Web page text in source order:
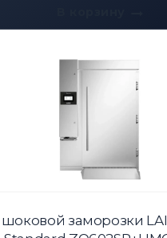
заморозки